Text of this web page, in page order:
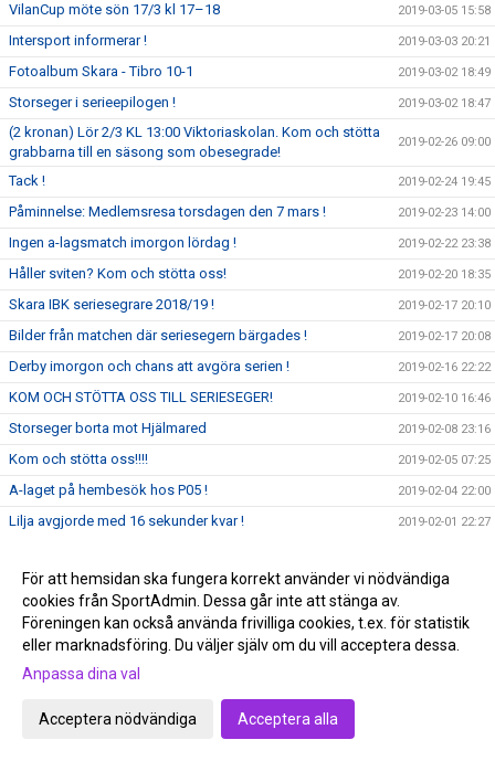
VilanCup möte sön 17/3 kl 17–18 2019-03-05 15:58
Intersport informerar ! 2019-03-03 20:21
Fotoalbum Skara - Tibro 10-1 2019-03-02 18:49
Storseger i serieepilogen ! 2019-03-02 18:47
(2 kronan) Lör 2/3 KL 13:00 Viktoriaskolan. Kom och stötta
grabbarna till en säsong som obesegrade!
2019-02-26 09:00
Tack ! 2019-02-24 19:45
Påminnelse: Medlemsresa torsdagen den 7 mars ! 2019-02-23 14:00
Ingen a-lagsmatch imorgon lördag ! 2019-02-22 23:38
Håller sviten? Kom och stötta oss! 2019-02-20 18:35
Skara IBK seriesegrare 2018/19 ! 2019-02-17 20:10
Bilder från matchen där seriesegern bärgades ! 2019-02-17 20:08
Derby imorgon och chans att avgöra serien ! 2019-02-16 22:22
KOM OCH STÖTTA OSS TILL SERIESEGER! 2019-02-10 16:46
Storseger borta mot Hjälmared 2019-02-08 23:16
Kom och stötta oss!!!! 2019-02-05 07:25
A-laget på hembesök hos P05 ! 2019-02-04 22:00
Lilja avgjorde med 16 sekunder kvar ! 2019-02-01 22:27
Delade poäng borta i Fritsla ! 2019-01-25 21:43
Vinst igen, men det satt hårt åt 2019-01-18 22:18
Tobias Bergstrand 200 + 2019-01-17 20:54
Nyheter våren 2019!
Nya året börjar med en comeback!
För att hemsidan ska fungera korrekt använder vi nödvändiga
cookies från SportAdmin. Dessa går inte att stänga av.
Föreningen kan också använda frivilliga cookies, t.ex. för statistik
eller marknadsföring. Du väljer själv om du vill acceptera dessa.
Anpassa dina val
Acceptera nödvändiga Acceptera alla